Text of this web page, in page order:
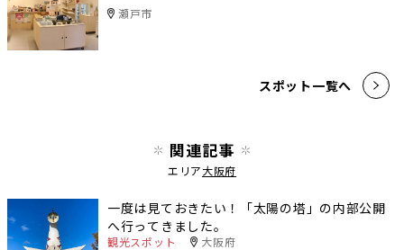
瀬戸市
スポット一覧へ
関連記事
エリア大阪府
一度は見ておきたい！「太陽の塔」の内部公開
へ行ってきました。
観光スポット 大阪府